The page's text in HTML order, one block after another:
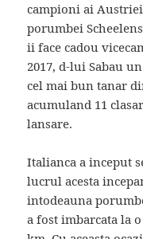
campioni ai
porumbei
ii face cadou
2017, d-lui Sabau
cel mai bun tanar
acumuland 11
lansare.
Italianca a inceput
lucrul acesta
intodeauna
a fost imbarcata la